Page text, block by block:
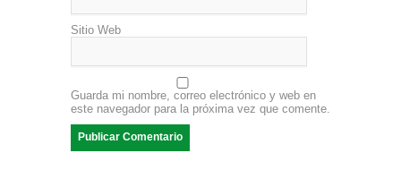
Sitio Web
Guarda mi nombre, correo electrónico y web en
este navegador para la próxima vez que comente.